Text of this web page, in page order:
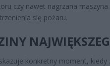
czy nawet nagrzana
się pożaru.
konkretny moment,